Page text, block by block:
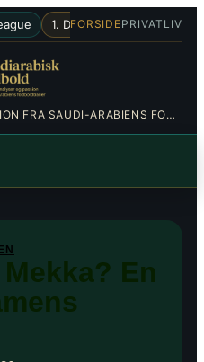
1. Division Al-Hilal•Al-
FORSIDEPRIVATLIV
NYHEDER, ANALYSER OG PASSION FRA SAUDI-ARABIENS FODBOLDBANER
En